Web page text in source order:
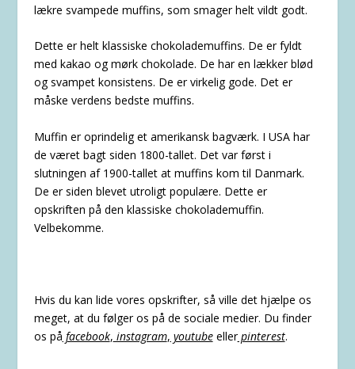
lækre svampede muffins, som smager helt vildt godt.
Dette er helt klassiske chokolademuffins. De er fyldt
med kakao og mørk chokolade. De har en lækker blød
og svampet konsistens. De er virkelig gode. Det er
måske verdens bedste muffins.
Muffin er oprindelig et amerikansk bagværk. I USA har
de været bagt siden 1800-tallet. Det var først i
slutningen af 1900-tallet at muffins kom til Danmark.
De er siden blevet utroligt populære. Dette er
opskriften på den klassiske chokolademuffin.
Velbekomme.
Hvis du kan lide vores opskrifter, så ville det hjælpe os
meget, at du følger os på de sociale medier. Du finder
os på facebook, instagram, youtubeellerpinterest.